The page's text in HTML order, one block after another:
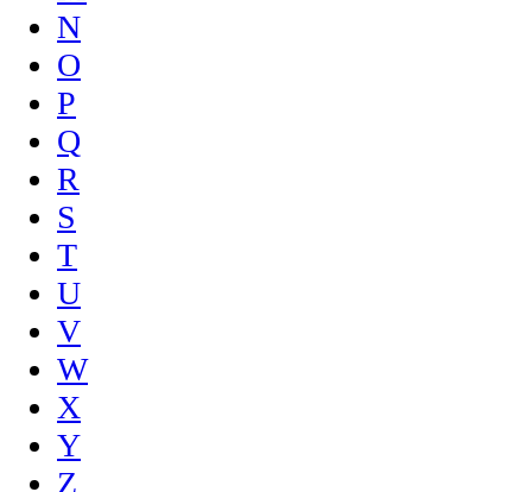
N
O
P
Q
R
S
T
U
V
W
X
Y
Z